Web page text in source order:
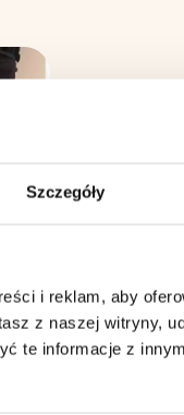
Szczegóły
i reklam, aby
z naszej witryny,
te informacje z